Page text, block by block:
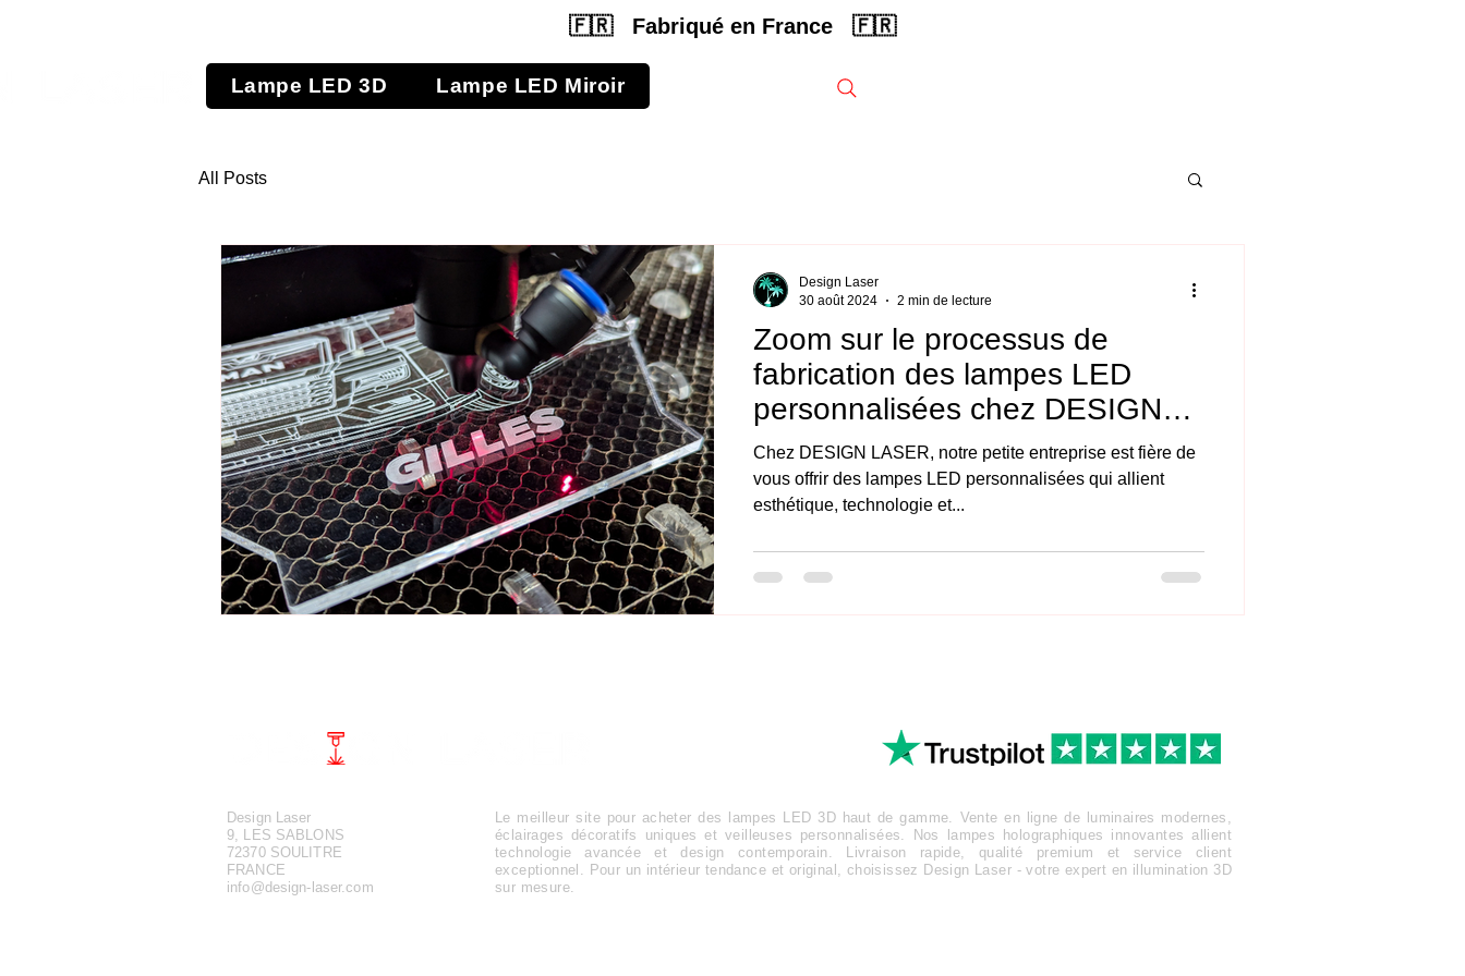
🇫🇷 Fabriqué en France 🇫🇷
Lampe LED 3D Lampe LED Miroir
All Posts
Zoom sur le processus de
fabrication des lampes LED
personnalisées chez DESIGN
LASER !
Chez DESIGN LASER, notre petite entreprise est fière de
vous offrir des lampes LED personnalisées qui allient
esthétique, technologie et...
Design Laser
30 août 2024
2 min de lecture
Design Laser
9, LES SABLONS
72370 SOULITRE
FRANCE
info@design-laser.com
Le meilleur site pour acheter des lampes LED 3D haut de gamme. Vente en ligne de luminaires modernes,
éclairages décoratifs uniques et veilleuses personnalisées. Nos lampes holographiques innovantes allient
technologie avancée et design contemporain. Livraison rapide, qualité premium et service client
exceptionnel. Pour un intérieur tendance et original, choisissez Design Laser - votre expert en illumination 3D
sur mesure.